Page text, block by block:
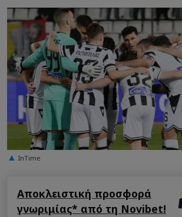
InTime
Αποκλειστική προσφορά
γνωριμίας* από τη Novibet!